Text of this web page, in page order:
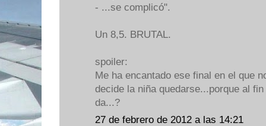
- ...se complicó".
Un 8,5. BRUTAL.
spoiler:
Me ha encantado ese final en el que
decide la niña quedarse...porque al
da...?
27 de febrero de 2012 a las 14:21